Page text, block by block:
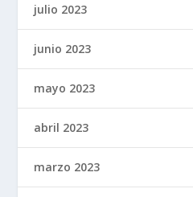
julio 2023
junio 2023
mayo 2023
abril 2023
marzo 2023